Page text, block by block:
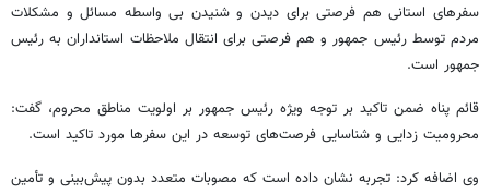
سفرهای استانی هم فرصتی برای دیدن و شنیدن بی واسطه مسائل و مشکلات
مردم توسط رئیس جمهور و هم فرصتی برای انتقال ملاحظات استانداران به رئیس
جمهور است.
قائم پناه ضمن تاکید بر توجه ویژه رئیس جمهور بر اولویت مناطق محروم، گفت:
محرومیت زدایی و شناسایی فرصت‌های توسعه در این سفرها مورد تاکید است.
وی اضافه کرد: تجربه نشان داده است که مصوبات متعدد بدون پیش‌بینی و تأمین